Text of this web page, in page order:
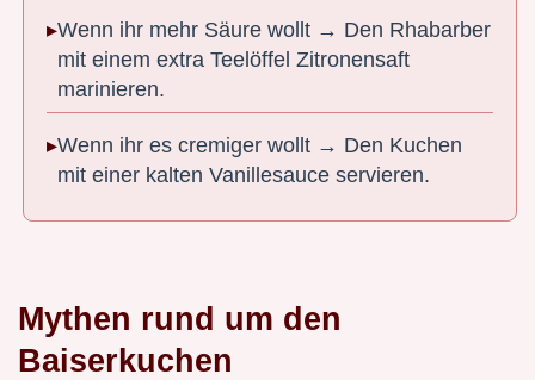
Wenn ihr mehr Säure wollt → Den Rhabarber
mit einem extra Teelöffel Zitronensaft
marinieren.
Wenn ihr es cremiger wollt → Den Kuchen
mit einer kalten Vanillesauce servieren.
Mythen rund um den
Baiserkuchen